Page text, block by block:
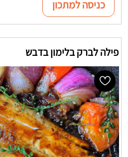
כניסה למתכון
פילה לברק בלימון בדבש